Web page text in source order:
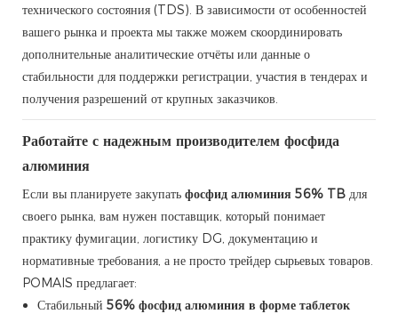
технического состояния (TDS). В зависимости от особенностей
вашего рынка и проекта мы также можем скоординировать
дополнительные аналитические отчёты или данные о
стабильности для поддержки регистрации, участия в тендерах и
получения разрешений от крупных заказчиков.
Работайте с надежным производителем фосфида
алюминия
Если вы планируете закупать фосфид алюминия 56% TB для
своего рынка, вам нужен поставщик, который понимает
практику фумигации, логистику DG, документацию и
нормативные требования, а не просто трейдер сырьевых товаров.
POMAIS предлагает:
Стабильный 56% фосфид алюминия в форме таблеток